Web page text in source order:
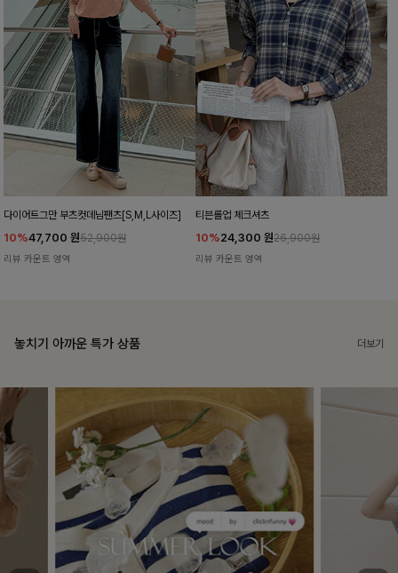
다이어트그만 부츠컷데님팬츠[S,M,L사이즈]
10%47,700 원52,900원
리뷰 카운트 영역
티븐롤업 체크셔츠
10%24,300 원26,900원
리뷰 카운트 영역
놓치기 아까운 특가 상품 더보기